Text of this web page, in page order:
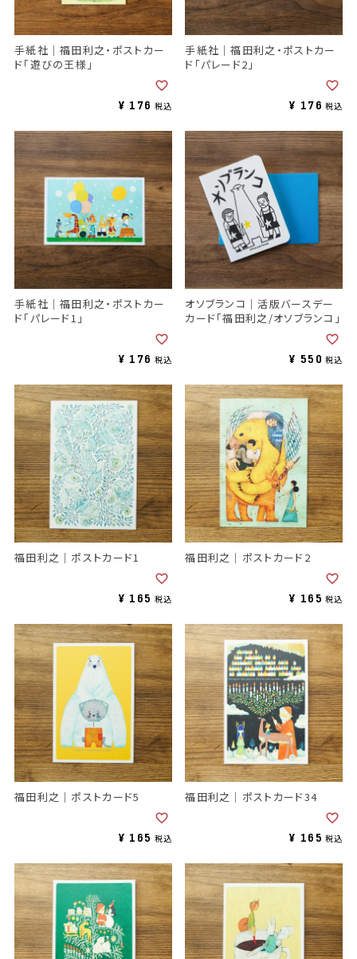
手紙社｜福田利之・ポストカー
ド「遊びの王様」
¥ 176 税込
手紙社｜福田利之・ポストカー
ド「パレード2」
¥ 176 税込
手紙社｜福田利之・ポストカー
ド「パレード1」
¥ 176 税込
オソブランコ｜活版バースデー
カード「福田利之/オソブランコ」
¥ 550 税込
福田利之｜ポストカード1
¥ 165 税込
福田利之｜ポストカード2
¥ 165 税込
福田利之｜ポストカード5
¥ 165 税込
福田利之｜ポストカード34
¥ 165 税込